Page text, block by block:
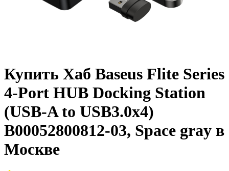
Купить Хаб Baseus Flite Series
4-Port HUB Docking Station
(USB-A to USB3.0x4)
B00052800812-03, Space gray в
Москве